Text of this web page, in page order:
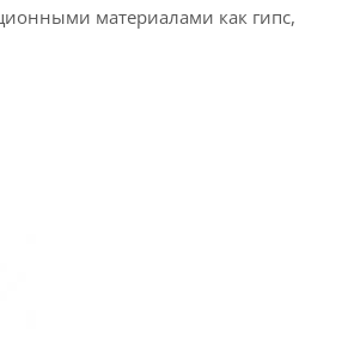
материалами как гипс,